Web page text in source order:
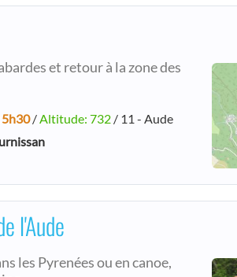
et retour à la zone des
5h30/Altitude: 732 / 11 - Aude
l'Aude
les Pyrenées ou en canoe,